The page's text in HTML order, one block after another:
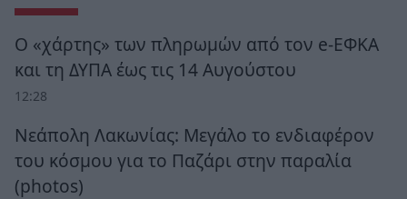
Ο «χάρτης» των πληρωμών από τον e-ΕΦΚΑ
και τη ΔΥΠΑ έως τις 14 Αυγούστου
12:28
Νεάπολη Λακωνίας: Μεγάλο το ενδιαφέρον
του κόσμου για το Παζάρι στην παραλία
(photos)